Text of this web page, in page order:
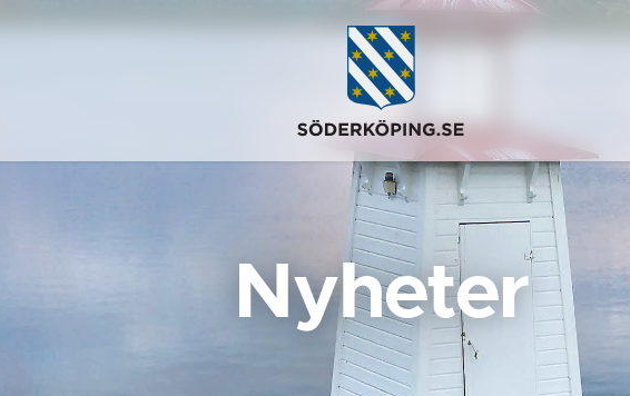
Nyheter